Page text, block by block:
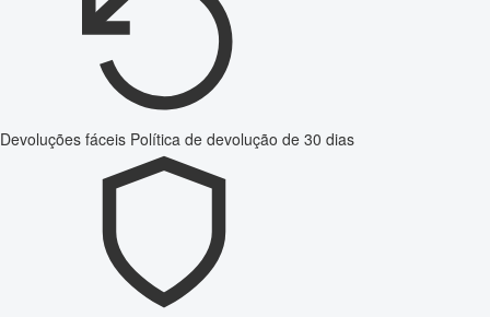
Devoluções fáceis Política de devolução de 30 dias